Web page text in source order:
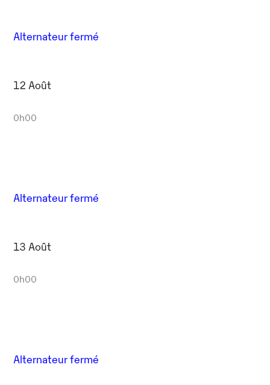
Alternateur fermé
12 Août
0h00
Alternateur fermé
13 Août
0h00
Alternateur fermé